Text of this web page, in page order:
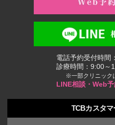
電話予約受付時
診療時間：9:00～
※一部クリニック
LINE相談・Web
TCBカスタマ